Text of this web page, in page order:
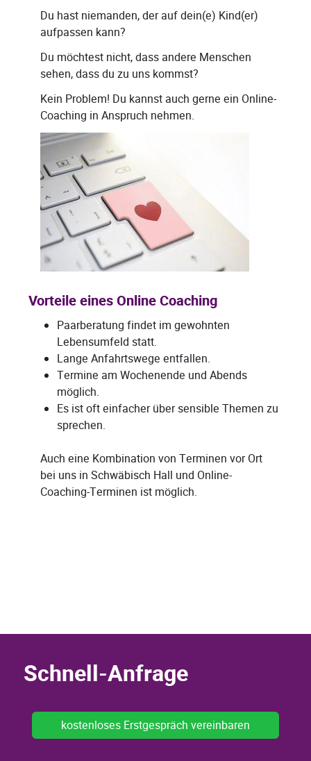
Du hast niemanden, der auf dein(e) Kind(er)
aufpassen kann?
Du möchtest nicht, dass andere Menschen
sehen, dass du zu uns kommst?
Kein Problem! Du kannst auch gerne ein Online-
Coaching in Anspruch nehmen.
Vorteile eines Online Coaching
Paarberatung findet im gewohnten
Lebensumfeld statt.
Lange Anfahrtswege entfallen.
Termine am Wochenende und Abends
möglich.
Es ist oft einfacher über sensible Themen zu
sprechen.
Auch eine Kombination von Terminen vor Ort
bei uns in Schwäbisch Hall und Online-
Coaching-Terminen ist möglich.
Schnell-Anfrage
kostenloses Erstgespräch vereinbaren